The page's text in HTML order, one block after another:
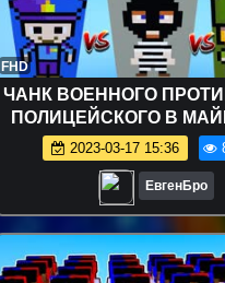
FHD
ЧАНК ВОЕННОГО
ПОЛИЦЕЙСКОГО В
ВИДЕО НУБ И ПРО
ЛОВУШКА
2023-03-17 15:36
ЕвгенБро